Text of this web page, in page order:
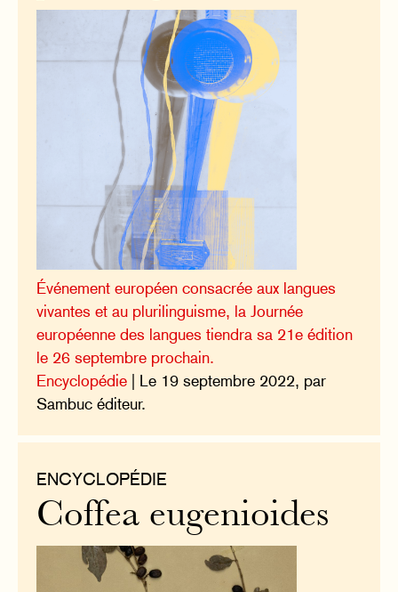
Événement européen consacrée aux langues
vivantes et au plurilinguisme, la Journée
européenne des langues tiendra sa 21e édition
le 26 septembre prochain.
Encyclopédie | Le 19 septembre 2022, par
Sambuc éditeur.
ENCYCLOPÉDIE
Coffea eugenioides